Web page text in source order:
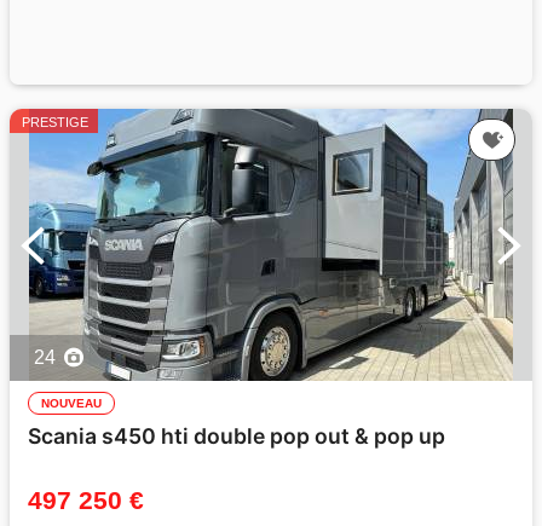
PRESTIGE
24
NOUVEAU
Scania s450 hti double pop out & pop up
497 250 €